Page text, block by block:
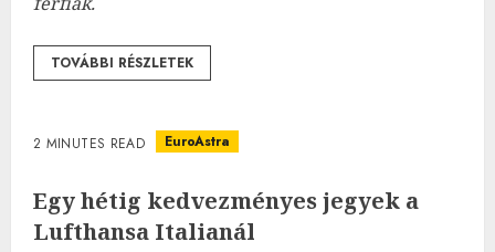
TOVÁBBI RÉSZLETEK
2 MINUTES READ EuroAstra
Egy hétig kedvezményes jegyek a
Lufthansa Italianál